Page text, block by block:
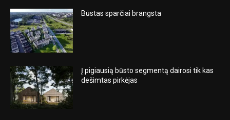
Būstas sparčiai brangsta
Į pigiausią būsto segmentą dairosi tik kas
dešimtas pirkėjas